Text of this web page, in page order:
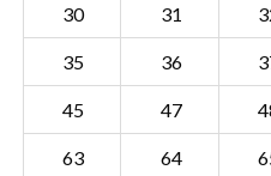
30 31
35 36
45 47
63 64